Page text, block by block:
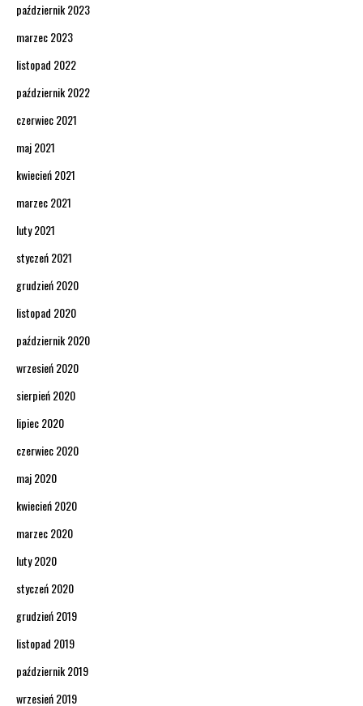
październik 2023
marzec 2023
listopad 2022
październik 2022
czerwiec 2021
maj 2021
kwiecień 2021
marzec 2021
luty 2021
styczeń 2021
grudzień 2020
listopad 2020
październik 2020
wrzesień 2020
sierpień 2020
lipiec 2020
czerwiec 2020
maj 2020
kwiecień 2020
marzec 2020
luty 2020
styczeń 2020
grudzień 2019
listopad 2019
październik 2019
wrzesień 2019